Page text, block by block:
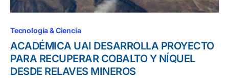
Tecnología & Ciencia
ACADÉMICA UAI DESARROLLA PROYECTO
PARA RECUPERAR COBALTO Y NÍQUEL
DESDE RELAVES MINEROS